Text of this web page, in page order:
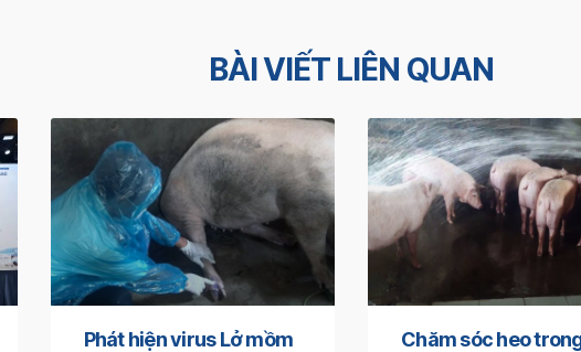
BÀI VIẾT LIÊN QUAN
Phát hiện virus Lở mồm
Chăm sóc heo